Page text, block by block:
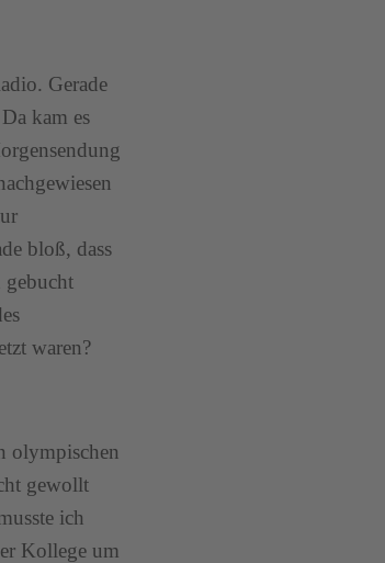
Gerade
kam es
bloß, dass
gebucht
waren?
olympischen
gewollt
ich
Kollege um